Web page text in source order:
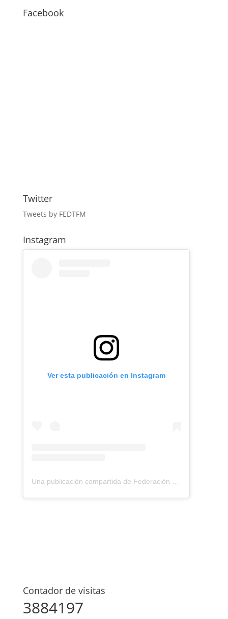
Facebook
Twitter
Tweets by FEDTFM
Instagram
Ver esta publicación en Instagram
Una publicación compartida de Federación Montañismo Tenerife (@federacion_montanismo_tenerife)
Contador de visitas
3884197